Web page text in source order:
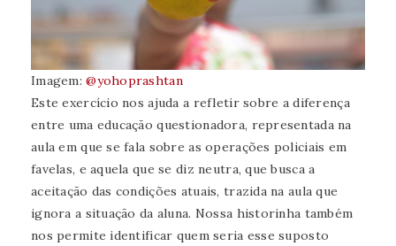
Imagem:@yohoprashtan
Este exercício nos ajuda a refletir sobre a diferença
entre uma educação questionadora, representada na
aula em que se fala sobre as operações policiais em
favelas, e aquela que se diz neutra, que busca a
aceitação das condições atuais, trazida na aula que
ignora a situação da aluna. Nossa historinha também
nos permite identificar quem seria esse suposto